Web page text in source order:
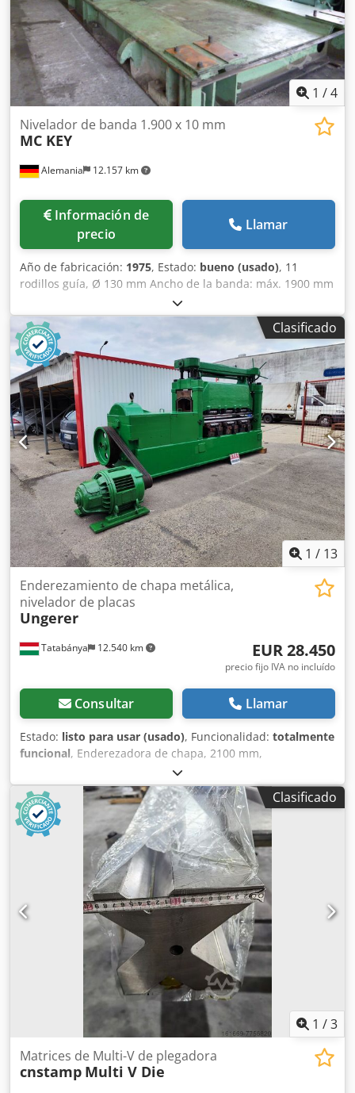
1 /4
Alemania 12.157 km
Nivelador de banda 1.900 x 10 mm
MC KEY
Información de
precio
Llamar
Año de fabricación: 1975, Estado: bueno (usado), 11
rodillos guía, Ø 130 mm Ancho de la banda: máx. 1900 mm
Grosor de la banda: máx. 10 mm Chedpfx Amsdnztkjysa
Clasificado
1 / 13
Tatabánya 12.540 km
Enderezamiento de chapa metálica,
nivelador de placas
Ungerer
EUR 28.450
precio fijo IVA no incluído
Consultar Llamar
Estado: listo para usar (usado), Funcionalidad: totalmente
funcional, Enderezadora de chapa, 2100 mm,
Enderezadora de chapa metálica, Aplanadora de placas,
2100 mm Máquina usada Ancho máximo de chapa: 2100
mm (2100 x 8 mm) Espesor máximo de chapa: 10 mm (1500
x 10 mm) Número de rodillos: 11 unidades Diámetro del
rodillo: 95 mm Motor eléctrico: Velocidad y dirección
ajustables Cedpfx Amjv Tpv Njysha Datos eléctricos: 400 V,
50 Hz, 36 A, 22,5 kW Incluye transportador de rodillos.
Clasificado
1 /3
Matrices de Multi-V de plegadora
cnstamp Multi V Die